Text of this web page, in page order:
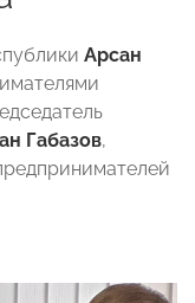
Арсан
Габазов,